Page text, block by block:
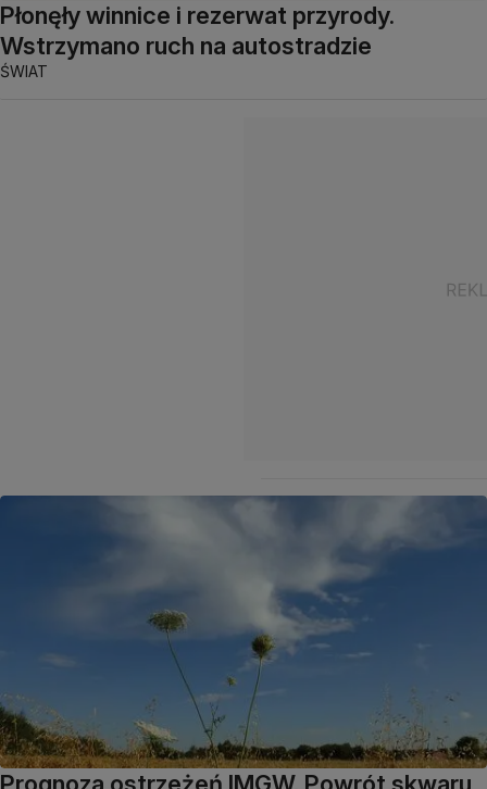
Płonęły winnice i rezerwat przyrody.
Wstrzymano ruch na autostradzie
ŚWIAT